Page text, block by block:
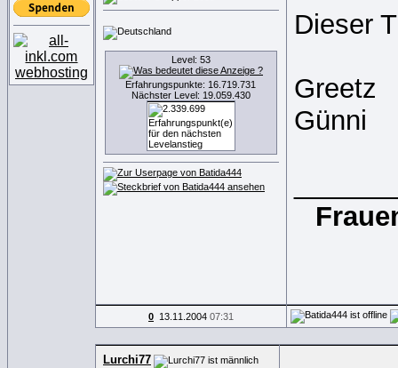
Level: 53
Erfahrungspunkte: 16.719.731
Nächster Level: 19.059.430
Dieser
Greetz
Günni
0 13.11.2004 07:31
Lurchi77